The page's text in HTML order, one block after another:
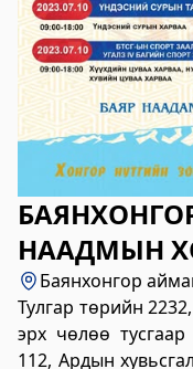
Булган
газар
2023-06-06 14:41:13
Дэлгэрэнгүй
Дорноговь
үйлчилгээний
Дэлгэрэнгүй
Говьсүмбэр
үйлчилгээний
НААДМЫН
Баянхонгор
Тулгар төрийн
эрх чөлөө
112, Ардын